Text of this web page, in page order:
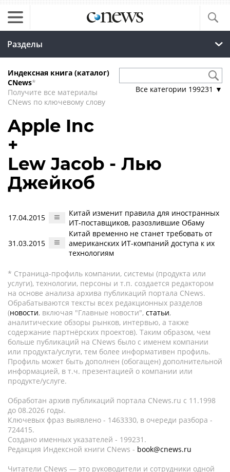
Разделы
Индексная книга (каталог)
CNews*
Получите все материалы
CNews по ключевому слову
Все категории 199231 ▼
Apple Inc
+
Lew Jacob - Лью
Джейкоб
17.04.2015
Китай изменит правила для иностранных
ИТ-поставщиков, разозлившие Обаму
31.03.2015
Китай временно не станет требовать от
американских ИТ-компаний доступа к их
технологиям
* Страница-профиль компании, системы (продукта или
услуги), технологии, персоны и т.п. создается редактором
на основе анализа архива публикаций портала CNews.
Обрабатываются тексты всех редакционных разделов
(новости, включая "Главные новости", статьи,
аналитические обзоры рынков, интервью, а также
содержание партнёрских проектов). Таким образом, чем
больше публикаций на CNews было с именем компании
или продукта/услуги, тем более информативен профиль.
Профиль может быть дополнен (обогащен) дополнительной
информацией, в т.ч. презентацией о компании или
продукте/услуге.
Обработан архив публикаций портала CNews.ru c 11.1998
до 08.2026 годы.
Ключевых фраз выявлено - 1463330, в очереди разбора -
724415.
Создано именных указателей - 199231.
Редакция Индексной книги CNews - book@cnews.ru
Читатели CNews — это руководители и сотрудники одной